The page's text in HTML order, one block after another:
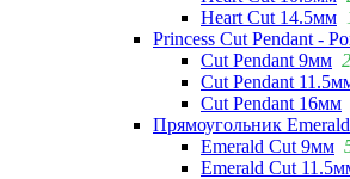
Heart Cut 14.5мм
Princess Cut Pendant -
Cut Pendant 9мм
Cut Pendant
Cut Pendant 16мм
Прямоугольник
Emerald Cut 9мм
Emerald Cut